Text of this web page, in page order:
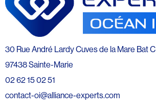
30 Rue André Lardy Cuves de la Mare Bat C
97438 Sainte-Marie
02 62 15 02 51
contact-oi@alliance-experts.com